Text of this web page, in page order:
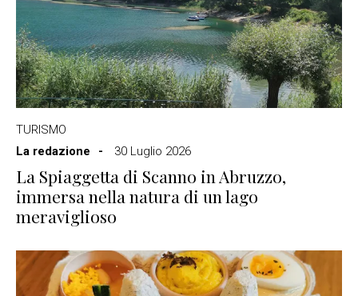
TURISMO
La redazione
30 Luglio 2026
La Spiaggetta di Scanno in Abruzzo,
immersa nella natura di un lago
meraviglioso